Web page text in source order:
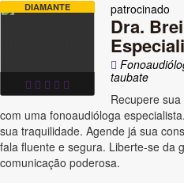
DIAMANTE patrocinado
Dra.
taubate
Recupere
com uma fonoaudióloga
sua traquilidade. Agende já sua
fala fluente e segura. Liberte-se da
comunicação poderosa.